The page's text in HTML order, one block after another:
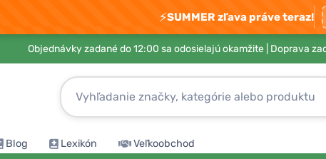
⚡SUMMER zľava práve teraz!
Objednávky zadané do 12:00 sa odosielajú okamžite | Doprava
Blog Lexikón Veľkoobchod